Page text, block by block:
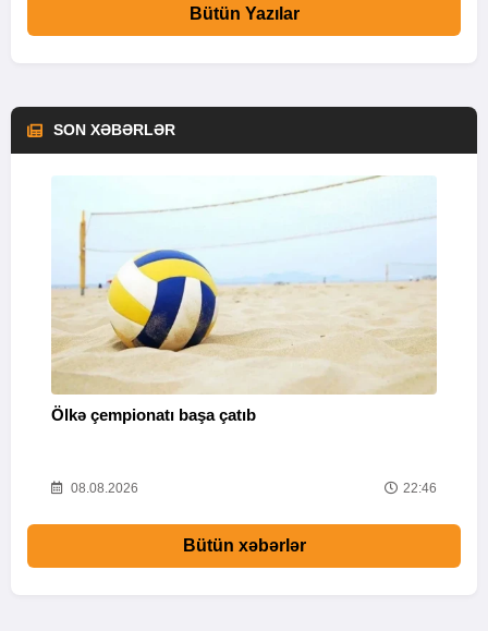
Bütün Yazılar
SON XƏBƏRLƏR
Ölkə çempionatı başa çatıb
08.08.2026 22:46
Bütün xəbərlər